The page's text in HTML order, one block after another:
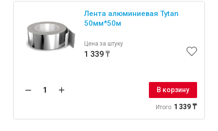
Лента алюминиевая Tytan
50мм*50м
Цена за штуку
1 339 ₸
В корзину
Итого 1 339 ₸